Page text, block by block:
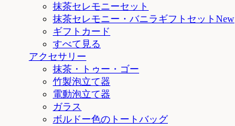
抹茶セレモニーセット
抹茶セレモニー ・バニラギフトセットNew
ギフトカード
すべて見る
アクセサリー
抹茶・トゥー・ゴー
竹製泡立て器
電動泡立て器
ガラス
ボルドー色のトートバッグ